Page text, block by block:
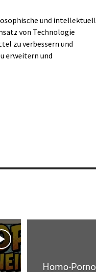
und
von Technologie
zu verbessern und
erweitern und
Homo-